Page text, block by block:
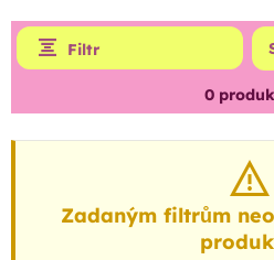
Filtr
0
Zadaným filtrům